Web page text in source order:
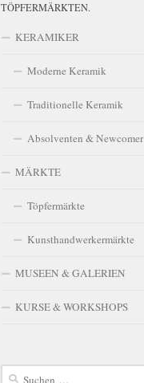
TÖPFERMÄRKTEN.
KERAMIKER
Moderne Keramik
Traditionelle Keramik
Absolventen & Newcomer
MÄRKTE
Töpfermärkte
Kunsthandwerkermärkte
MUSEEN & GALERIEN
KURSE & WORKSHOPS
Suchen